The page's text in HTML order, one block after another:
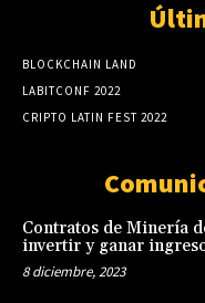
BLOCKCHAIN LAND
LABITCONF 2022
CRIPTO LATIN FEST 2022
Contratos de Minería
invertir y ganar
8 diciembre, 2023